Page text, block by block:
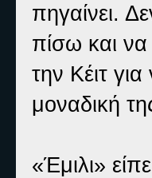
πηγαίνει.
πίσω και να
την Κέιτ
μοναδική
«Έμιλι»